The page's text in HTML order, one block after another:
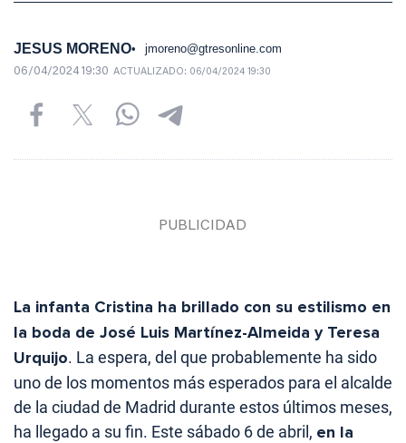
JESUS MORENO jmoreno@gtresonline.com
06/04/2024 19:30 ACTUALIZADO: 06/04/2024 19:30
La infanta Cristina ha brillado con su estilismo en
la boda de José Luis Martínez-Almeida y Teresa
Urquijo. La espera, del que probablemente ha sido
uno de los momentos más esperados para el alcalde
de la ciudad de Madrid durante estos últimos meses,
ha llegado a su fin. Este sábado 6 de abril, en la